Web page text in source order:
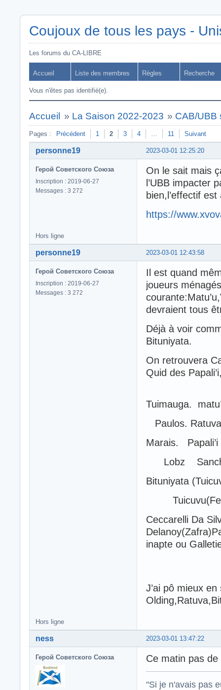
Coujoux de tous les pays -
Les forums du CA-LIBRE
Accueil Liste des membres Règles Recherche
Vous n'êtes pas identifié(e).
Accueil » La Saison 2022-2023 » CAB/UBB
Pages : Précédent 1 2 3 4 … 11 Suivant
2023-03-01 12:25:20
personne19
Герой Советского Союза
Inscription : 2019-06-27
Messages : 3 272
On le sait mais
l’UBB impacter
bien,l’effectif
https://
Hors ligne
2023-03-01 12:43:58
personne19
Герой Советского Союза
Inscription : 2019-06-27
Messages : 3 272
Il est quand
joueurs
devraient tous
Déjà à voir
Bituniyata.
On retrouvera
Quid des
Tuimauga.
Paulos.
Marais.
Lobz
Bituniyata
Ceccarelli Da
inapte ou
J’ai pô mieux
Hors ligne
2023-03-01 13:47:22
ness
Герой Советского Союза Ce matin pas
"Si je n'avais pas